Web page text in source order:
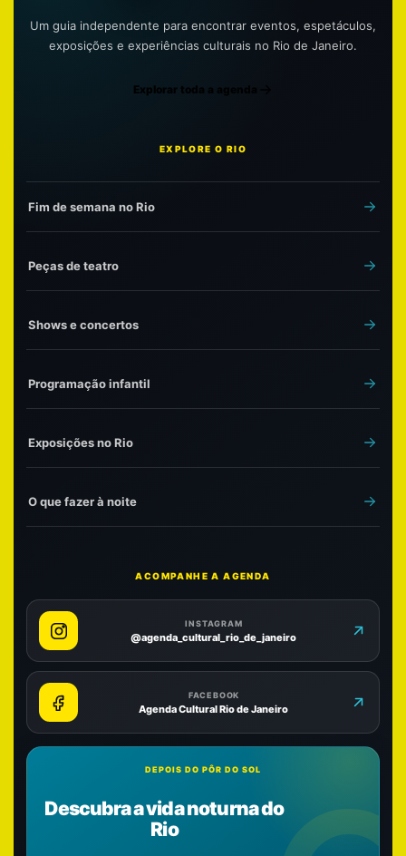
Um guia independente para encontrar eventos, espetáculos,
exposições e experiências culturais no Rio de Janeiro.
Explorar toda a agenda
EXPLORE O RIO
Fim de semana no Rio
Peças de teatro
Shows e concertos
Programação infantil
Exposições no Rio
O que fazer à noite
ACOMPANHE A AGENDA
INSTAGRAM
@agenda_cultural_rio_de_janeiro
FACEBOOK
Agenda Cultural Rio de Janeiro
DEPOIS DO PÔR DO SOL
Descubra a vida noturna do
Rio